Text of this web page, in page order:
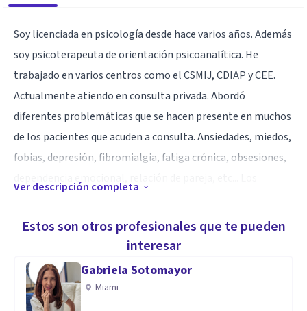
Soy licenciada en psicología desde hace varios años. Además
soy psicoterapeuta de orientación psicoanalítica. He
trabajado en varios centros como el CSMIJ, CDIAP y CEE.
Actualmente atiendo en consulta privada. Abordó
diferentes problemáticas que se hacen presente en muchos
de los pacientes que acuden a consulta. Ansiedades, miedos,
fobias, depresión, fibromialgia, fatiga crónica, obsesiones,
el modo de hacer frente a situaciones adversas como la que
estamos viviendo. Atiendo de manera presencial y Online.
¡Atrévete a consultar!
Especialidad
Ver descripción completa
Estos son otros profesionales que te pueden
interesar
Gabriela Sotomayor
Miami